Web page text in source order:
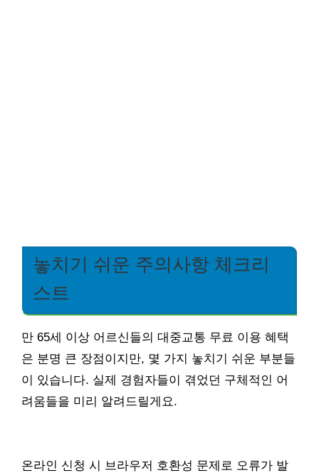
놓치기 쉬운 주의사항 체크리
스트
만 65세 이상 어르신들의 대중교통 무료 이용 혜택
은 분명 큰 장점이지만, 몇 가지 놓치기 쉬운 부분들
이 있습니다. 실제 경험자들이 겪었던 구체적인 어
려움들을 미리 알려드릴게요.
온라인 신청 시 브라우저 호환성 문제로 오류가 발